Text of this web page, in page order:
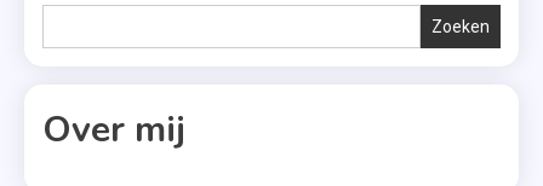
Zoeken
Over mij